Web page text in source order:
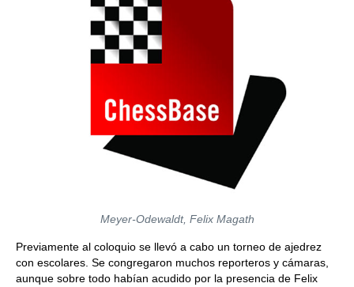
Meyer-Odewaldt, Felix Magath
Previamente al coloquio se llevó a cabo un torneo de ajedrez
con escolares. Se congregaron muchos reporteros y cámaras,
aunque sobre todo habían acudido por la presencia de Felix